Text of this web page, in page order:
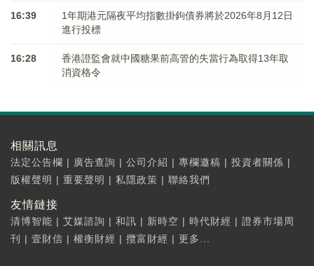
16:39
1年期港元隔夜平均指數掛鉤債券將於2026年8月12日
進行投標
16:28
香港證監會就中國糖果前高管的失當行為取得13年取
消資格令
相關訊息
法定公告欄 | 廣告查詢 | 公司介紹 | 專欄邀稿 | 投資者關係 |
版權聲明 | 重要聲明 | 私隱政策 | 聯絡我們
友情鏈接
清博智能 | 艾媒諮詢 | 和訊 | 新時空 | 時代財經 | 證券市場周
刊
| 壹財信 | 權衡財經 | 攬富財經 | 更多...